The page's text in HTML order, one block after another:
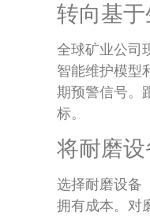
转向基
全球矿业公司
智能维护模型
期预警信号。
标。
将耐磨
选择耐磨设备
拥有成本。对